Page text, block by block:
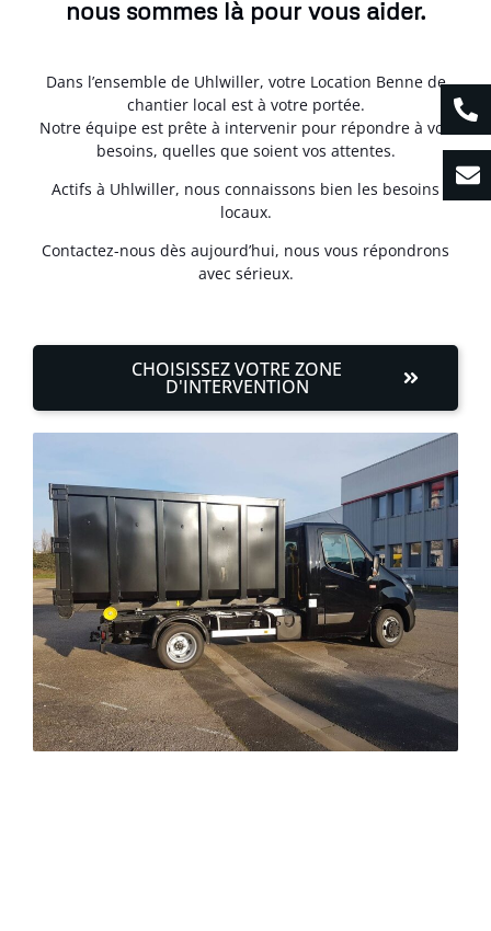
nous sommes là pour vous aider.
Dans l’ensemble de Uhlwiller, votre Location Benne de
chantier local est à votre portée.
Notre équipe est prête à intervenir pour répondre à vos
besoins, quelles que soient vos attentes.
Actifs à Uhlwiller, nous connaissons bien les besoins
locaux.
Contactez-nous dès aujourd’hui, nous vous répondrons
avec sérieux.
CHOISISSEZ VOTRE ZONE
D'INTERVENTION